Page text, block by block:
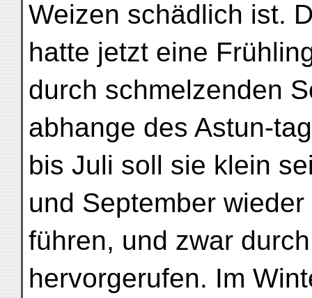
Weizen schädlich ist.
hatte jetzt eine
durch schmelzenden
abhange des Astun-
bis Juli soll sie klein
und September
führen, und zwar
hervorgerufen. Im